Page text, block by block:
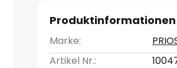
Produktinformationen
Marke:
Artikel Nr.: